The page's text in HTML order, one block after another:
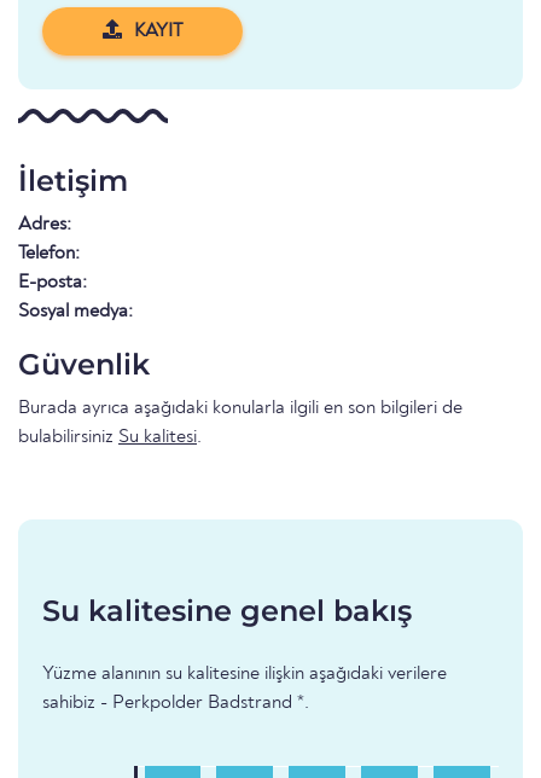
KAYIT
İletişim
Adres:
Telefon:
E-posta:
Sosyal medya:
Güvenlik
Burada ayrıca aşağıdaki konularla ilgili en son bilgileri de
bulabilirsiniz Su kalitesi.
Su kalitesine genel bakış
Yüzme alanının su kalitesine ilişkin aşağıdaki verilere
sahibiz - Perkpolder Badstrand *.